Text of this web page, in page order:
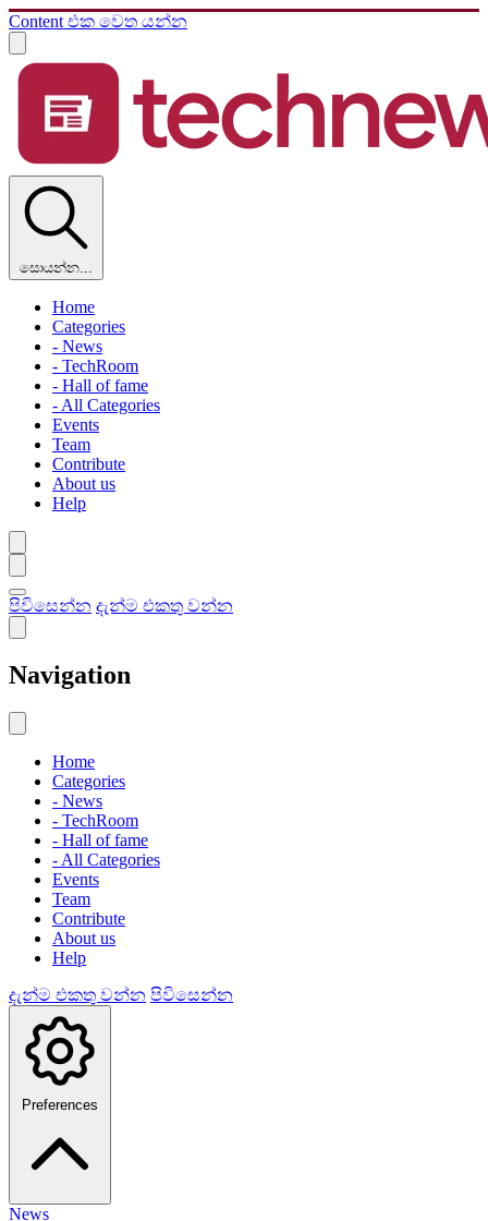
Content එක වෙත යන්න
සොයන්න...
Home
Categories
- News
- TechRoom
- Hall of fame
- All Categories
Events
Team
Contribute
About us
Help
පිවිසෙන්න දැන්ම එකතු වන්න
Navigation
Home
Categories
- News
- TechRoom
- Hall of fame
- All Categories
Events
Team
Contribute
About us
Help
දැන්ම එකතු වන්න පිවිසෙන්න
Preferences
News